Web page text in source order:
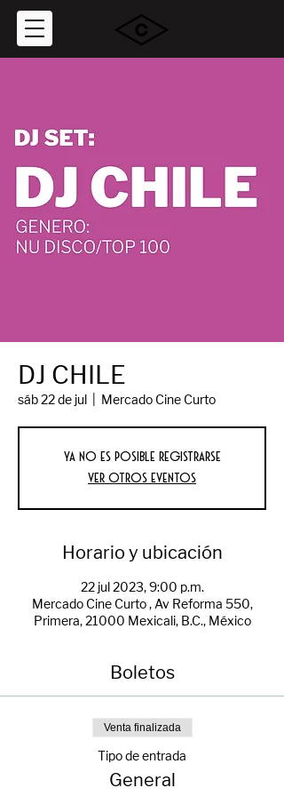
DJ CHILE
sáb 22 de jul Mercado Cine Curto
Ya no es posible registrarse
Ver otros eventos
Horario y ubicación
22 jul 2023, 9:00 p.m.
Mercado Cine Curto , Av Reforma 550,
Primera, 21000 Mexicali, B.C., México
Boletos
Venta finalizada
Tipo de entrada
General